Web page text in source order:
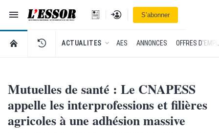
Navigation
L'Essor - retour à la une
Se connecterS’abonner
RETOUR À LA PAGE D’ACCUEIL DE L'ESSOR
ACTUALITES AES ANNONCES OFFRES
Mutuelles de santé : Le CNAPESS
appelle les interprofessions et filières
agricoles à une adhésion massive